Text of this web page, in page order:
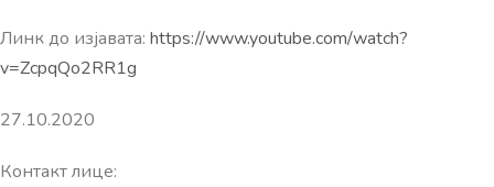
Линк до изјавата: https://www.youtube.com/watch?
v=ZcpqQo2RR1g
27.10.2020
Контакт лице: